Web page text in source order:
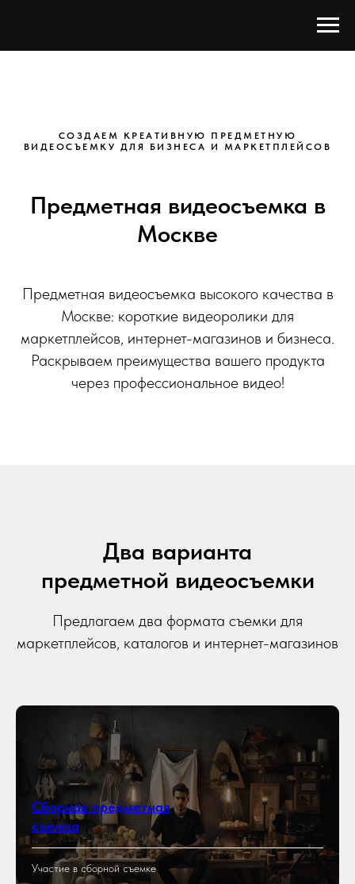
СОЗДАЕМ КРЕАТИВНУЮ ПРЕДМЕТНУЮ
ВИДЕОСЪЕМКУ ДЛЯ БИЗНЕСА И МАРКЕТПЛЕЙСОВ
Предметная видеосъемка в
Москве
Предметная видеосъемка высокого качества в
Москве: короткие видеоролики для
маркетплейсов, интернет-магазинов и бизнеса.
Раскрываем преимущества вашего продукта
через профессиональное видео!
Два варианта
предметной видеосъемки
Предлагаем два формата съемки для
маркетплейсов, каталогов и интернет-магазинов
Сборная предметная
съемка
Участие в сборной съемке